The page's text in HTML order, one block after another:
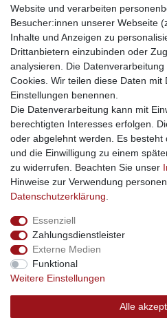
traumlampen- Lampen und
kinderwagencenter- Exklusive
gastrogeraete24- alles für
soziale Medien
Facebook
sicher einkaufen
Sichere Bestellung und Zahlung via
Website und verarbeiten
Besucher:innen unserer Webseite
Inhalte und Anzeigen zu
Drittanbietern einzubinden oder
analysieren. Die
Cookies. Wir teilen diese Daten mit
Einstellungen benennen.
Die Datenverarbeitung kann mit
berechtigten Interesses erfolgen.
oder abgelehnt werden. Es besteht
und die Einwilligung zu einem
zu widerrufen. Beachten Sie unser
Hinweise zur Verwendung
Daten­schutz­erklärung
Essenziell
Zahlungsdienstleister
Externe Medien
Funktional
Weitere Einstellungen
Alle
Widerrufs­recht
Daten­schutz­erklärung